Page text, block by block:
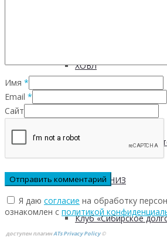
ХОБЛ
Гепатита С
Безопасность
Школа ХНИЗ
Клуб «Сибирское
Имя *
Email *
Сайт
Я даю согласие на обработку
ознакомлен с политикой
доступен плагинATs Privacy Policy©